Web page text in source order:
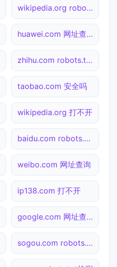
wikipedia.org robots.txt检测
huawei.com 网址查询
zhihu.com robots.txt检测
taobao.com 安全吗
wikipedia.org 打不开
baidu.com robots.txt检测
weibo.com 网址查询
ip138.com 打不开
google.com 网址查询
sogou.com robots.txt检测